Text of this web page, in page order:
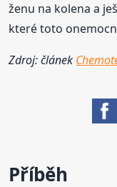
ženu na kolena a
které toto
Zdroj: článek
Příběh